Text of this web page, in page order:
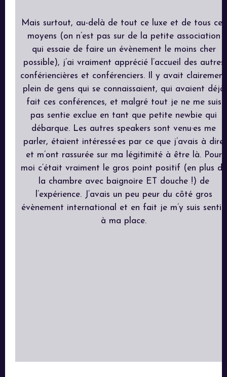
Mais surtout, au-delà de tout ce luxe et de tous ces
moyens (on n’est pas sur de la petite association
qui essaie de faire un évènement le moins cher
possible), j’ai vraiment apprécié l’accueil des autres
confériencières et conférenciers. Il y avait clairement
plein de gens qui se connaissaient, qui avaient déjà
fait ces conférences, et malgré tout je ne me suis
pas sentie exclue en tant que petite newbie qui
débarque. Les autres speakers sont venu·es me
parler, étaient intéressé·es par ce que j’avais à dire
et m’ont rassurée sur ma légitimité à être là. Pour
moi c’était vraiment le gros point positif (en plus de
la chambre avec baignoire ET douche !) de
l’expérience. J’avais un peu peur du côté gros
évènement international et en fait je m’y suis sentie
à ma place.